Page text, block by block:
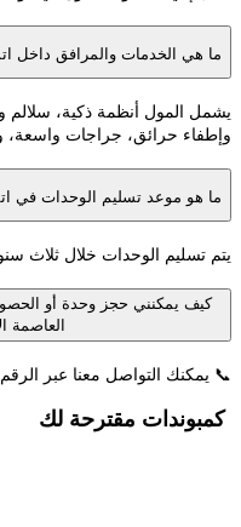
الخدمات والمرافق داخل اتش مول
المول أنظمة ذكية، سلالم
حرائق، جراجات واسعة،
موعد تسليم الوحدات في اتش مول
الوحدات خلال ثلاث سنوات
يمكنني حجز وحدة أو الحصول
العاصمة
التواصل معنا عبر الرقم: 01156660015
مقترحة لك